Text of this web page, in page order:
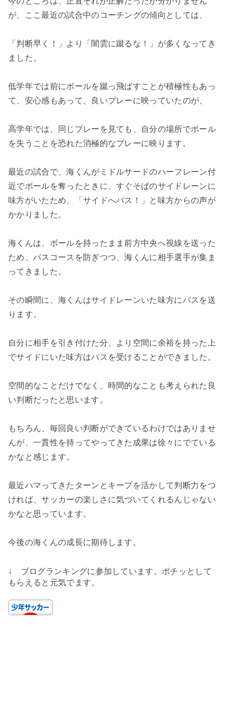
が、ここ最近の試合中のコーチングの傾向としては、
「判断早く！」より「闇雲に蹴るな！」が多くなってき
ました。
低学年では前にボールを蹴っ飛ばすことが積極性もあっ
て、安心感もあって、良いプレーに映っていたのが、
高学年では、同じプレーを見ても、自分の場所でボール
を失うことを恐れた消極的なプレーに映ります。
最近の試合で、海くんがミドルサードのハーフレーン付
近でボールを奪ったときに、すぐそばのサイドレーンに
味方がいたため、「サイドへパス！」と味方からの声が
かかりました。
海くんは、ボールを持ったまま前方中央へ視線を送った
ため、パスコースを防ぎつつ、海くんに相手選手が集ま
ってきました。
その瞬間に、海くんはサイドレーンいた味方にパスを送
ります。
自分に相手を引き付けた分、より空間に余裕を持った上
でサイドにいた味方はパスを受けることができました。
空間的なことだけでなく、時間的なことも考えられた良
い判断だったと思います。
もちろん、毎回良い判断ができているわけではありませ
んが、一貫性を持ってやってきた成果は徐々にでている
かなと感じます。
最近ハマってきたターンとキープを活かして判断力をつ
ければ、サッカーの楽しさに気づいてくれるんじゃない
かなと思っています。
今後の海くんの成長に期待します。
↓ ブログランキングに参加しています。ポチッとして
もらえると元気でます。